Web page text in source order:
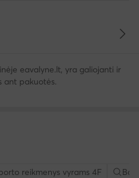
eavalyne.lt, yra galiojanti ir
ant pakuotės.
reikmenys vyrams 4F